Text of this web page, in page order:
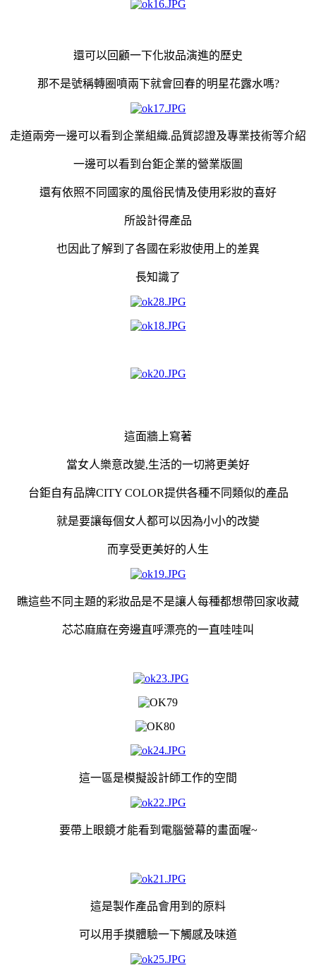
還可以回顧一下化妝品演進的歷史
那不是號稱轉圈噴兩下就會回春的明星花露水嗎?
走道兩旁一邊可以看到企業組織.品質認證及專業技術等介紹
一邊可以看到台鉅企業的營業版圖
還有依照不同國家的風俗民情及使用彩妝的喜好
所設計得產品
也因此了解到了各國在彩妝使用上的差異
長知識了
這面牆上寫著
當女人樂意改變,生活的一切將更美好
台鉅自有品牌CITY COLOR提供各種不同類似的產品
就是要讓每個女人都可以因為小小的改變
而享受更美好的人生
瞧這些不同主題的彩妝品是不是讓人每種都想帶回家收藏
芯芯麻麻在旁邊直呼漂亮的一直哇哇叫
這一區是模擬設計師工作的空間
要帶上眼鏡才能看到電腦營幕的畫面喔~
這是製作產品會用到的原料
可以用手摸體驗一下觸感及味道